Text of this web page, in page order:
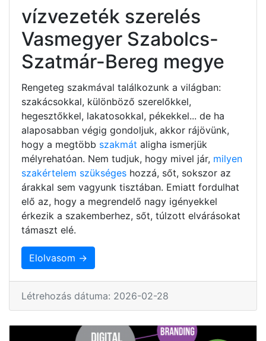
vízvezeték szerelés
Vasmegyer Szabolcs-
Szatmár-Bereg megye
Rengeteg szakmával találkozunk a világban:
szakácsokkal, különböző szerelőkkel,
hegesztőkkel, lakatosokkal, pékekkel... de ha
alaposabban végig gondoljuk, akkor rájövünk,
hogy a megtöbb szakmát aligha ismerjük
mélyrehatóan. Nem tudjuk, hogy mivel jár, milyen
szakértelem szükséges hozzá, sőt, sokszor az
árakkal sem vagyunk tisztában. Emiatt fordulhat
elő az, hogy a megrendelő nagy igényekkel
érkezik a szakemberhez, sőt, túlzott elvárásokat
támaszt elé.
Elolvasom →
Létrehozás dátuma: 2026-02-28